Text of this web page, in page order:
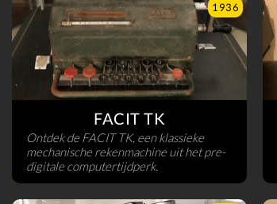
1936
FACIT TK
Ontdek de FACIT TK, een klassieke
mechanische rekenmachine uit het pre-
digitale computertijdperk.